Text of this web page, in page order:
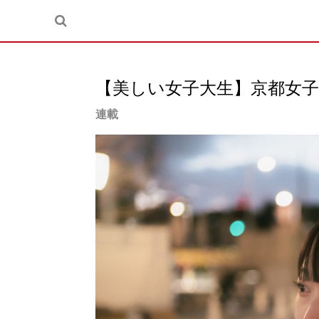
【美しい女子大生】京都女
連載